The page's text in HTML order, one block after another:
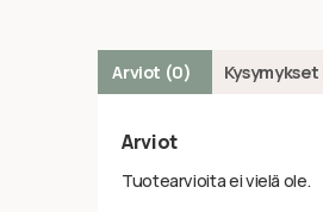
Arviot (0)
Arviot
Tuotearvioita ei vielä ole.